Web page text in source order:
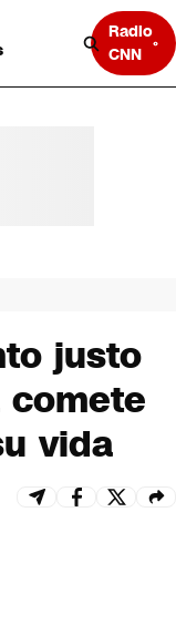
Radio
CNN
justo
comete
vida